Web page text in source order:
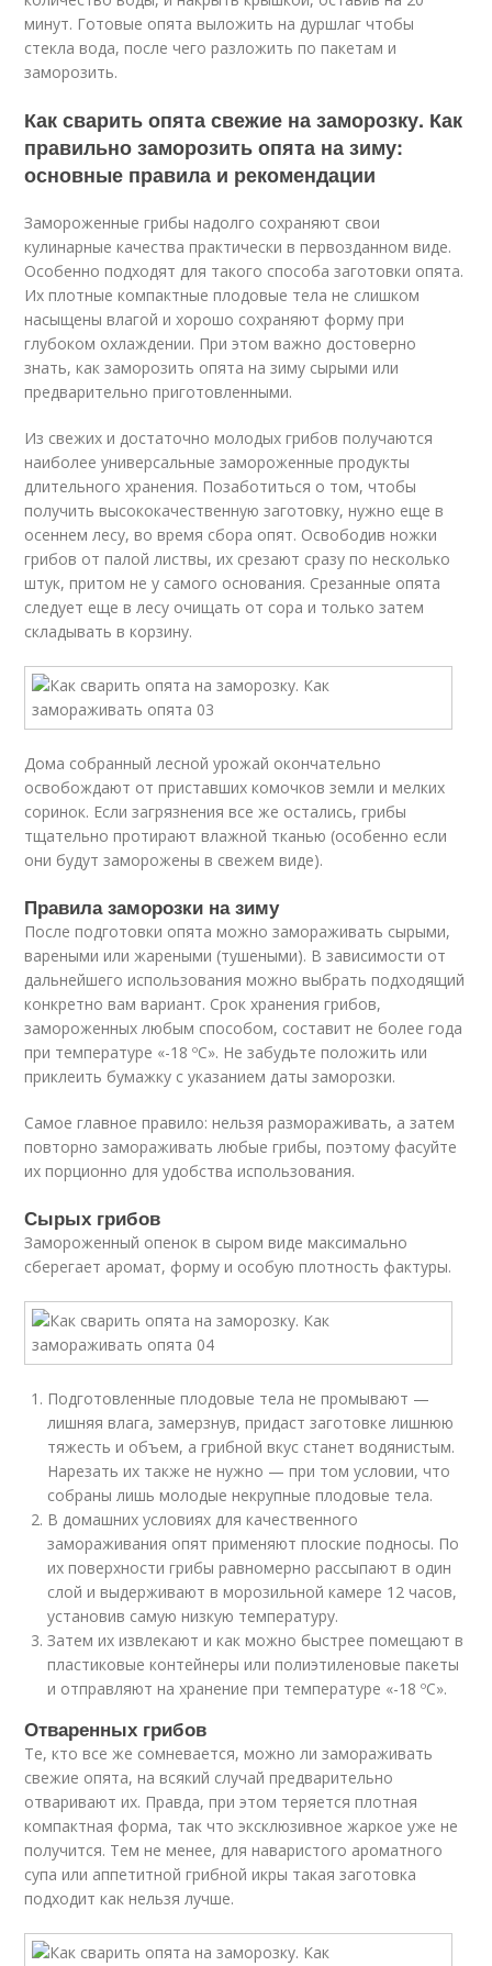
минут. Готовые опята выложить на дуршлаг чтобы
стекла вода, после чего разложить по пакетам и
заморозить.
Как сварить опята свежие на заморозку. Как
правильно заморозить опята на зиму:
основные правила и рекомендации
Замороженные грибы надолго сохраняют свои
кулинарные качества практически в первозданном виде.
Особенно подходят для такого способа заготовки опята.
Их плотные компактные плодовые тела не слишком
насыщены влагой и хорошо сохраняют форму при
глубоком охлаждении. При этом важно достоверно
знать, как заморозить опята на зиму сырыми или
предварительно приготовленными.
Из свежих и достаточно молодых грибов получаются
наиболее универсальные замороженные продукты
длительного хранения. Позаботиться о том, чтобы
получить высококачественную заготовку, нужно еще в
осеннем лесу, во время сбора опят. Освободив ножки
грибов от палой листвы, их срезают сразу по несколько
штук, притом не у самого основания. Срезанные опята
следует еще в лесу очищать от сора и только затем
складывать в корзину.
Дома собранный лесной урожай окончательно
освобождают от приставших комочков земли и мелких
соринок. Если загрязнения все же остались, грибы
тщательно протирают влажной тканью (особенно если
они будут заморожены в свежем виде).
Правила заморозки на зиму
После подготовки опята можно замораживать сырыми,
вареными или жареными (тушеными). В зависимости от
дальнейшего использования можно выбрать подходящий
конкретно вам вариант. Срок хранения грибов,
замороженных любым способом, составит не более года
при температуре «-18 ºC». Не забудьте положить или
приклеить бумажку с указанием даты заморозки.
Самое главное правило: нельзя размораживать, а затем
повторно замораживать любые грибы, поэтому фасуйте
их порционно для удобства использования.
Сырых грибов
Замороженный опенок в сыром виде максимально
сберегает аромат, форму и особую плотность фактуры.
Подготовленные плодовые тела не промывают —
лишняя влага, замерзнув, придаст заготовке лишнюю
тяжесть и объем, а грибной вкус станет водянистым.
Нарезать их также не нужно — при том условии, что
собраны лишь молодые некрупные плодовые тела.
В домашних условиях для качественного
замораживания опят применяют плоские подносы. По
их поверхности грибы равномерно рассыпают в один
слой и выдерживают в морозильной камере 12 часов,
установив самую низкую температуру.
Затем их извлекают и как можно быстрее помещают в
пластиковые контейнеры или полиэтиленовые пакеты
и отправляют на хранение при температуре «-18 ºC».
Отваренных грибов
Те, кто все же сомневается, можно ли замораживать
свежие опята, на всякий случай предварительно
отваривают их. Правда, при этом теряется плотная
компактная форма, так что эксклюзивное жаркое уже не
получится. Тем не менее, для наваристого ароматного
супа или аппетитной грибной икры такая заготовка
подходит как нельзя лучше.